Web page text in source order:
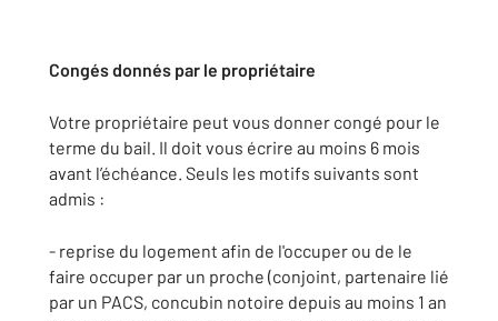
Congés donnés par le propriétaire
Votre propriétaire peut vous donner congé pour le
terme du bail. Il doit vous écrire au moins 6 mois
avant l’échéance. Seuls les motifs suivants sont
admis :
- reprise du logement afin de l'occuper ou de le
faire occuper par un proche (conjoint, partenaire lié
par un PACS, concubin notoire depuis au moins 1 an